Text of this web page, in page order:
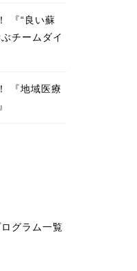
『“良い蘇
チームダイ
『地域医療
グラム一覧